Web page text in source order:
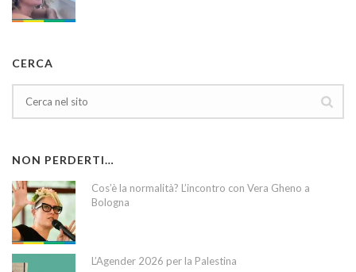
CERCA
NON PERDERTI…
Cos’è la normalità? L’incontro con Vera Gheno a
Bologna
L’Agender 2026 per la Palestina